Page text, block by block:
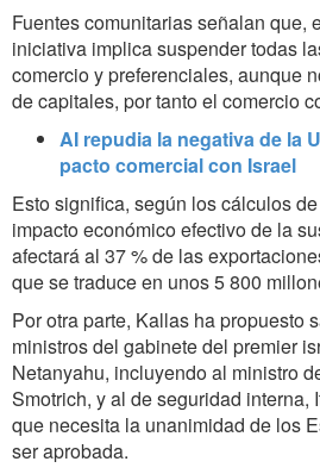
Fuentes comunitarias señalan que,
iniciativa implica suspender todas
comercio y preferenciales, aunque
de capitales, por tanto el comercio
AI repudia la negativa de la
pacto comercial con Israel
Esto significa, según los cálculos
impacto económico efectivo de la
afectará al 37 % de las
que se traduce en unos 5 800
Por otra parte, Kallas ha propuesto
ministros del gabinete del premier
Netanyahu, incluyendo al ministro
Smotrich, y al de seguridad interna,
que necesita la unanimidad de los
ser aprobada.